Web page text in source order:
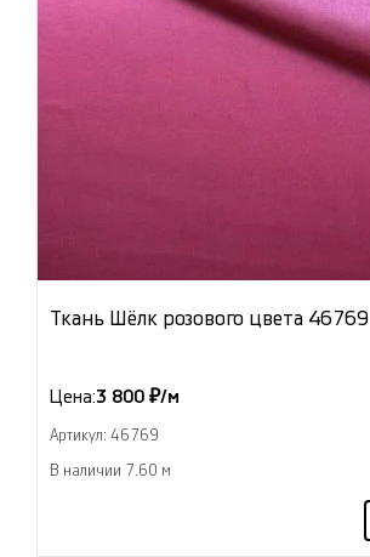
Ткань Шёлк розового цвета 46769
Цена:3 800 ₽/м
Артикул: 46769
В наличии 7.60 м